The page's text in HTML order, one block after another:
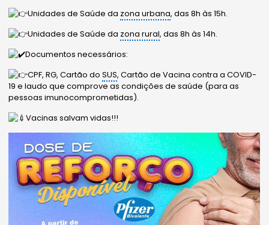
Unidades de Saúde da zona urbana, das 8h às 15h.
Unidades de Saúde da zona rural, das 8h às 14h.
Documentos necessários:
CPF, RG, Cartão doSUS, Cartão de Vacina contra a COVID-
19 e laudo que comprove as condições de saúde (para as
pessoas imunocomprometidas).
Vacinas salvam vidas!!!